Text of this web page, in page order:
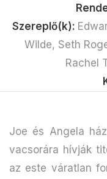
Szereplő(k):
Wilde, Seth
Rachel
Joe és Angela
vacsorára hívják
az este váratlan